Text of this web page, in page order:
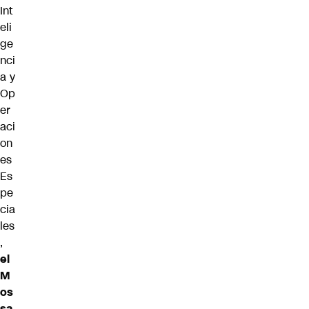
Int
eli
ge
nci
a y
Op
er
aci
on
es
Es
pe
cia
les
,
el
M
os